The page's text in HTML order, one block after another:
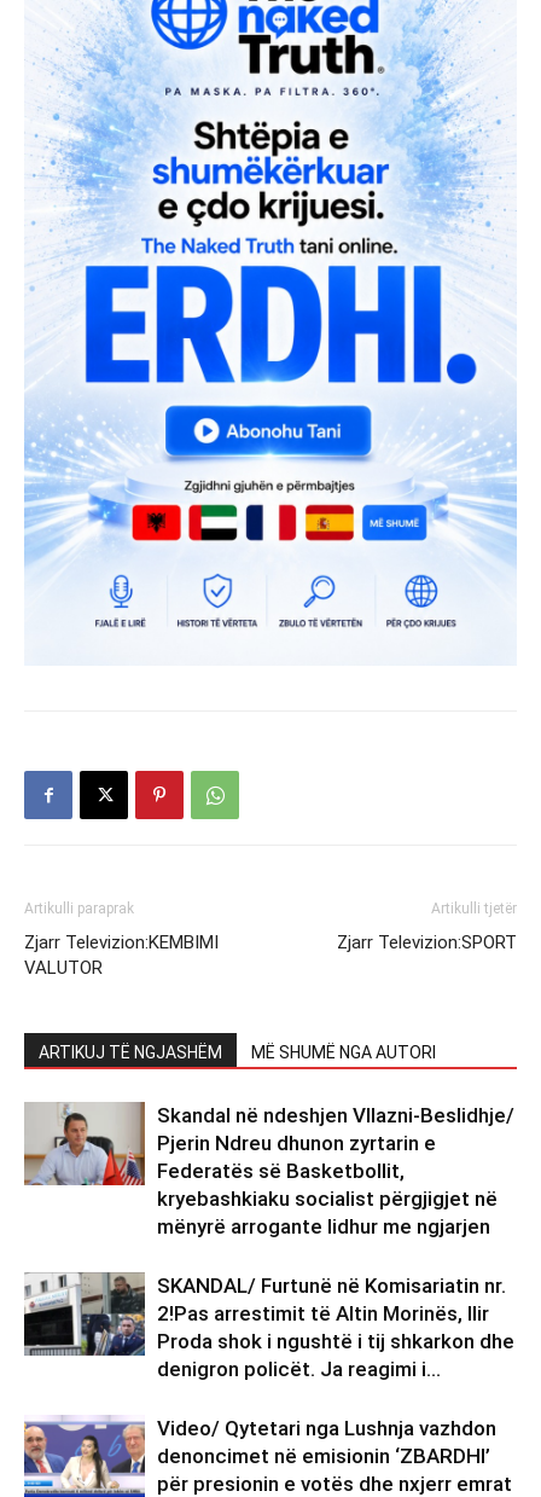
Artikulli paraprak
Zjarr Televizion:KEMBIMI
VALUTOR
Artikulli tjetër
Zjarr Televizion:SPORT
ARTIKUJ TË NGJASHËM MË SHUMË NGA AUTORI
Skandal në ndeshjen Vllazni-Beslidhje/
Pjerin Ndreu dhunon zyrtarin e
Federatës së Basketbollit,
kryebashkiaku socialist përgjigjet në
mënyrë arrogante lidhur me ngjarjen
SKANDAL/ Furtunë në Komisariatin nr.
2!Pas arrestimit të Altin Morinës, Ilir
Proda shok i ngushtë i tij shkarkon dhe
denigron policët. Ja reagimi i...
Video/ Qytetari nga Lushnja vazhdon
denoncimet në emisionin ‘ZBARDHI’
për presionin e votës dhe nxjerr emrat